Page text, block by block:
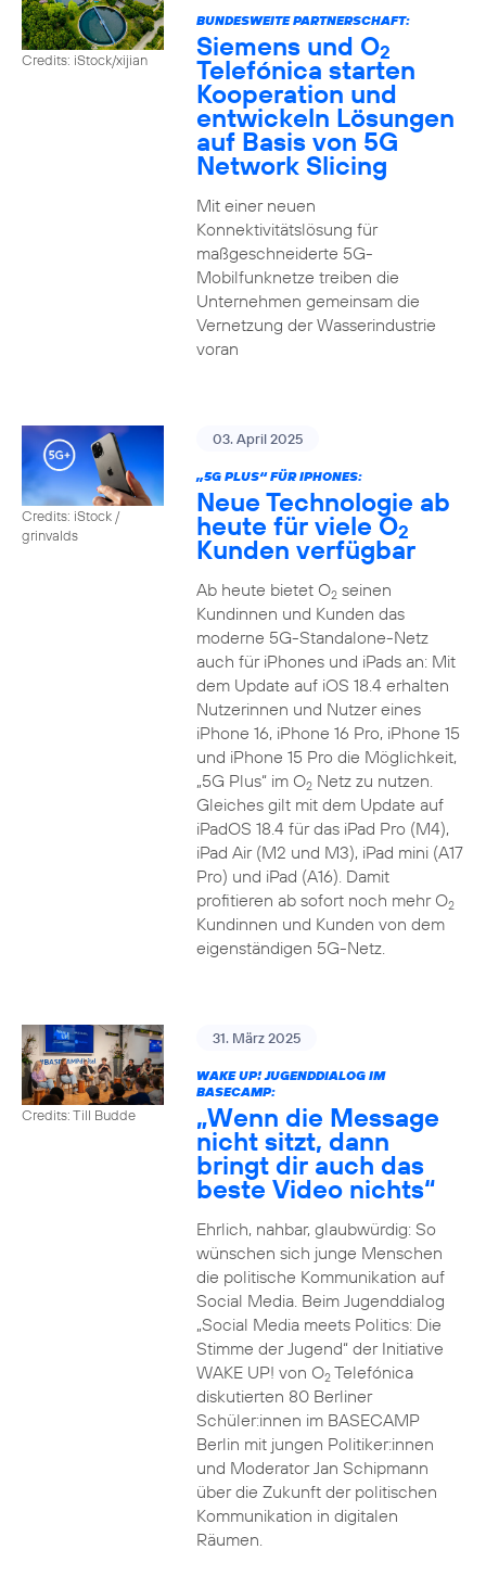
Credits: iStock/xijian
BUNDESWEITE PARTNERSCHAFT:
Siemens und O2
Telefónica starten
Kooperation und
entwickeln Lösungen
auf Basis von 5G
Network Slicing
Mit einer neuen
Konnektivitätslösung für
maßgeschneiderte 5G-
Mobilfunknetze treiben die
Unternehmen gemeinsam die
Vernetzung der Wasserindustrie
voran
Credits: iStock /
grinvalds
03. April 2025
„5G PLUS“ FÜR IPHONES:
Neue Technologie ab
heute für viele O2
Kunden verfügbar
Ab heute bietet O2seinen
Kundinnen und Kunden das
moderne 5G-Standalone-Netz
auch für iPhones und iPads an: Mit
dem Update auf iOS 18.4 erhalten
Nutzerinnen und Nutzer eines
iPhone 16, iPhone 16 Pro, iPhone 15
und iPhone 15 Pro die Möglichkeit,
„5G Plus“ im O2Netz zu nutzen.
Gleiches gilt mit dem Update auf
iPadOS 18.4 für das iPad Pro (M4),
iPad Air (M2 und M3), iPad mini (A17
Pro) und iPad (A16). Damit
profitieren ab sofort noch mehr O2
Kundinnen und Kunden von dem
eigenständigen 5G-Netz.
Credits: Till Budde
31. März 2025
WAKE UP! JUGENDDIALOG IM
BASECAMP:
„Wenn die Message
nicht sitzt, dann
bringt dir auch das
beste Video nichts“
Ehrlich, nahbar, glaubwürdig: So
wünschen sich junge Menschen
die politische Kommunikation auf
Social Media. Beim Jugenddialog
„Social Media meets Politics: Die
Stimme der Jugend“ der Initiative
WAKE UP! von O2Telefónica
diskutierten 80 Berliner
Schüler:innen im BASECAMP
Berlin mit jungen Politiker:innen
und Moderator Jan Schipmann
über die Zukunft der politischen
Kommunikation in digitalen
Räumen.